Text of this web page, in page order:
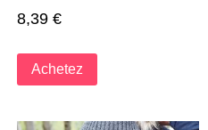
8,39 €
Achetez